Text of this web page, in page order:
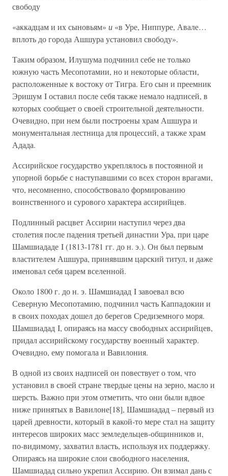
свободу
«аккадцам и их сыновьям» и «в Уре, Ниппуре, Авале…
вплоть до города Ашшура установил свободу».
Таким образом, Илушума подчинил себе не только
южную часть Месопотамии, но и некоторые области,
расположенные к востоку от Тигра. Его сын и преемник
Эришум I оставил после себя также немало надписей, в
которых сообщает о своей строительной деятельности.
Очевидно, при нем были построены храм Ашшура и
монументальная лестница для процессий, а также храм
Адада.
Ассирийское государство укреплялось в постоянной и
упорной борьбе с наступавшими со всех сторон врагами,
что, несомненно, способствовало формированию
воинственного и сурового характера ассирийцев.
Подлинный расцвет Ассирии наступил через два
столетия после падения третьей династии Ура, при царе
Шамшиададе I (1813-1781 гг. до н. э.). Он был первым
властителем Ашшура, принявшим царский титул, и даже
именовал себя царем вселенной.
Около 1800 г. до н. э. Шамшиадад I завоевал всю
Северную Месопотамию, подчинил часть Каппадокии и
в своих походах дошел до берегов Средиземного моря.
Шамшиадад I, опираясь на массу свободных ассирийцев,
придал ассирийскому государству военный характер.
Очевидно, ему помогала и Вавилония.
В одной из своих надписей он повествует о том, что
установил в своей стране твердые цены на зерно, масло и
шерсть. Важно при этом отметить, что они были вдвое
ниже принятых в Вавилоне[18], Шамшиадад – первый из
царей древности, который в какой-то мере стал на защиту
интересов широких масс земледельцев-общинников и,
по-видимому, захватил власть, используя их поддержку.
Опираясь на широкие слои свободного населения,
Шамшиадад сильно укрепил Ассирию. Он взимал дань с